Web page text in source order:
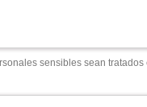
sensibles sean